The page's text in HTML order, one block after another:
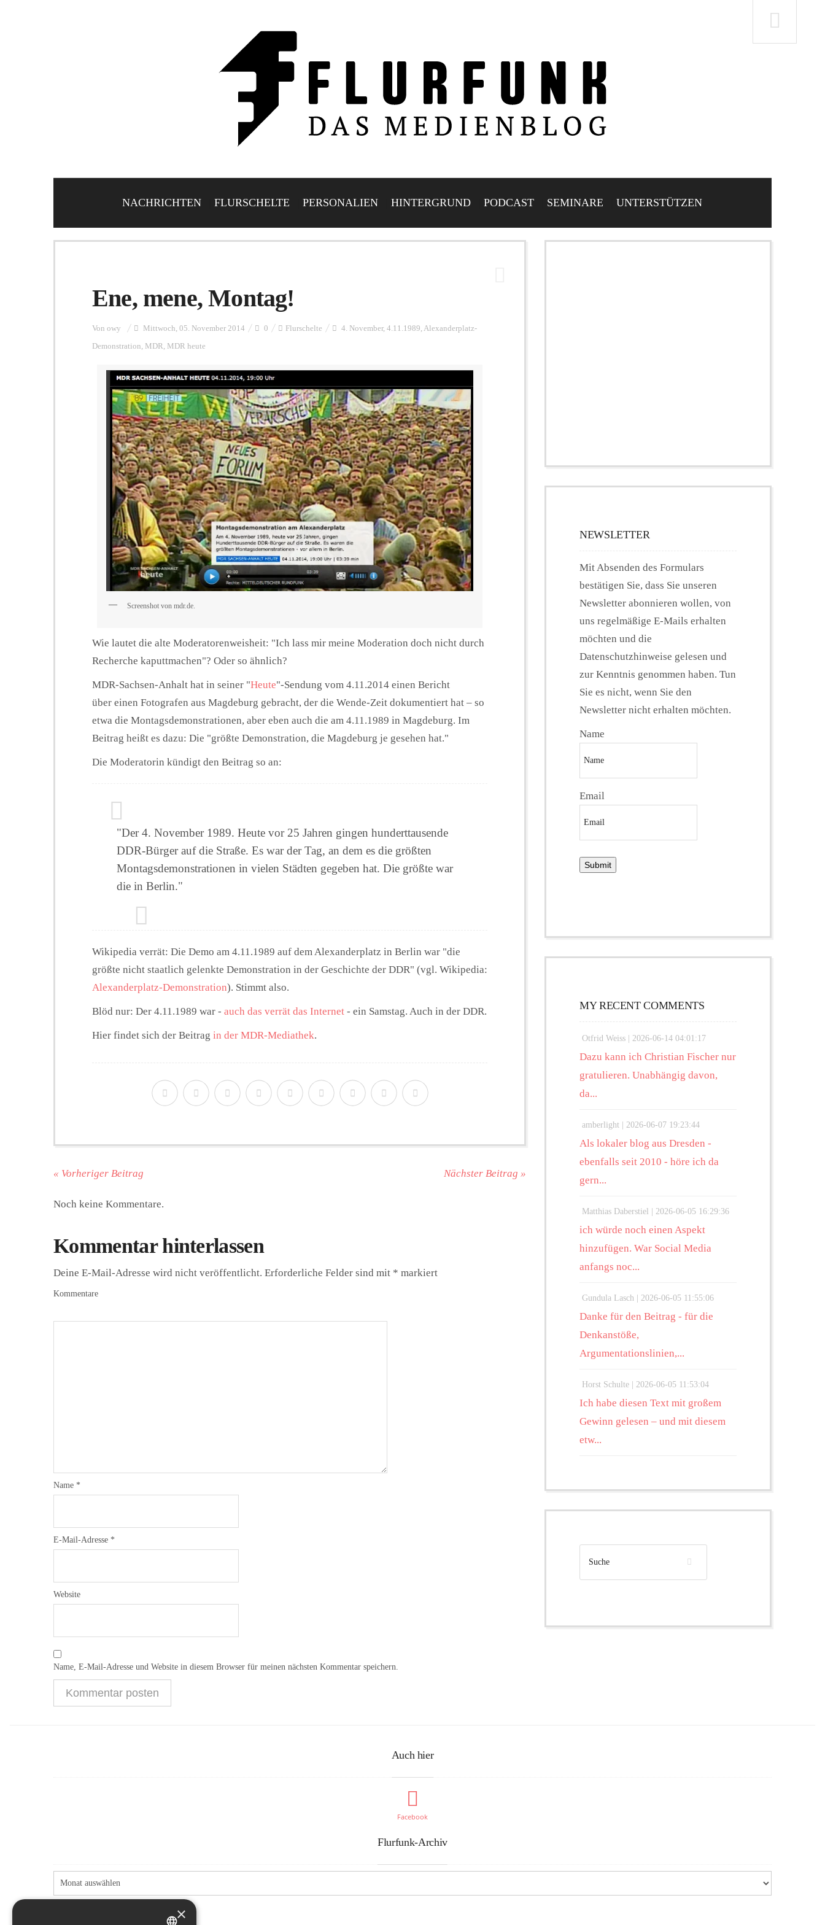
NACHRICHTEN FLURSCHELTE PERSONALIEN HINTERGRUND PODCAST SEMINARE UNTERSTÜTZEN
Ene, mene, Montag!
Von owy Mittwoch, 05. November 2014 0 Flurschelte 4. November, 4.11.1989, Alexanderplatz-
Demonstration, MDR, MDR heute
Screenshot von mdr.de.
Wie lautet die alte Moderatorenweisheit: "Ich lass mir meine Moderation doch nicht durch
Recherche kaputtmachen"? Oder so ähnlich?
MDR-Sachsen-Anhalt hat in seiner "Heute"-Sendung vom 4.11.2014 einen Bericht
über einen Fotografen aus Magdeburg gebracht, der die Wende-Zeit dokumentiert hat – so
etwa die Montagsdemonstrationen, aber eben auch die am 4.11.1989 in Magdeburg. Im
Beitrag heißt es dazu: Die "größte Demonstration, die Magdeburg je gesehen hat."
Die Moderatorin kündigt den Beitrag so an:
"Der 4. November 1989. Heute vor 25 Jahren gingen hunderttausende
DDR-Bürger auf die Straße. Es war der Tag, an dem es die größten
Montagsdemonstrationen in vielen Städten gegeben hat. Die größte war
die in Berlin."
Wikipedia verrät: Die Demo am 4.11.1989 auf dem Alexanderplatz in Berlin war "die
größte nicht staatlich gelenkte Demonstration in der Geschichte der DDR" (vgl. Wikipedia:
Alexanderplatz-Demonstration). Stimmt also.
Blöd nur: Der 4.11.1989 war - auch das verrät das Internet - ein Samstag. Auch in der DDR.
Hier findet sich der Beitrag in der MDR-Mediathek.
« Vorheriger Beitrag Nächster Beitrag »
Noch keine Kommentare.
Kommentar hinterlassen
Deine E-Mail-Adresse wird nicht veröffentlicht. Erforderliche Felder sind mit * markiert
Kommentare
Name *
E-Mail-Adresse *
Website
Name, E-Mail-Adresse und Website in diesem Browser für meinen nächsten Kommentar speichern.
NEWSLETTER
Mit Absenden des Formulars
bestätigen Sie, dass Sie unseren
Newsletter abonnieren wollen, von
uns regelmäßige E-Mails erhalten
möchten und die
Datenschutzhinweise gelesen und
zur Kenntnis genommen haben. Tun
Sie es nicht, wenn Sie den
Newsletter nicht erhalten möchten.
Name
Email
MY RECENT COMMENTS
Otfrid Weiss | 2026-06-14 04:01:17
Dazu kann ich Christian Fischer nur
gratulieren. Unabhängig davon,
da...
amberlight | 2026-06-07 19:23:44
Als lokaler blog aus Dresden -
ebenfalls seit 2010 - höre ich da
gern...
Matthias Daberstiel | 2026-06-05 16:29:36
ich würde noch einen Aspekt
hinzufügen. War Social Media
anfangs noc...
Gundula Lasch | 2026-06-05 11:55:06
Danke für den Beitrag - für die
Denkanstöße,
Argumentationslinien,...
Horst Schulte | 2026-06-05 11:53:04
Ich habe diesen Text mit großem
Gewinn gelesen – und mit diesem
etw...
Auch hier
Facebook
Flurfunk-Archiv
×